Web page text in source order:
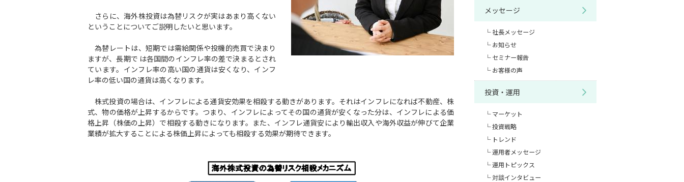
さらに、海外株投資は為替リスクが実はあまり高くない
ということについてご説明したいと思います。
為替レートは、短期では需給関係や投機的売買で決まり
ますが、長期で は各国間のインフレ率の差で決まるとされ
ています。インフレ率の高い国の通貨は安くなり、インフ
レ率の低い国の通貨は高くなります。
株式投資の場合は、インフレによる通貨安効果を相殺する動きがあります。それはインフレになれば不動産、株
式、物の価格が上昇するからです。つまり、インフレによってその国の通貨が安くなった分は、インフレによる価
格上昇（株価の上昇）で相殺する動きになります。また、インフレ通貨安により輸出収入や海外収益が伸びて企業
業績が拡大することによる株価上昇によっても相殺する効果が期待できます。
メッセージ
社長メッセージ
お知らせ
セミナー報告
お客様の声
投資・運用
マーケット
投資戦略
トレンド
運用者メッセージ
運用トピックス
対談インタビュー